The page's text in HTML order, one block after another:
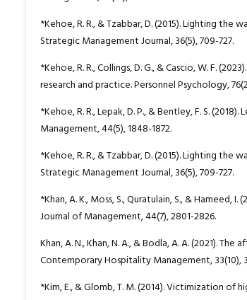
*Kehoe, R. R., & Tzabbar, D. (2015). Lighting
Strategic Management Journal, 36(5), 709-727.
*Kehoe, R. R., Collings, D. G., & Cascio, W. F.
research and practice. Personnel Psychology,
*Kehoe, R. R., Lepak, D. P., & Bentley, F. S.
Management, 44(5), 1848-1872.
*Kehoe, R. R., & Tzabbar, D. (2015). Lighting
Strategic Management Journal, 36(5), 709-727.
*Khan, A. K., Moss, S., Quratulain, S., &
Journal of Management, 44(7), 2801-2826.
Khan, A. N., Khan, N. A., & Bodla, A. A. (2021).
Contemporary Hospitality Management, 33(10),
*Kim, E., & Glomb, T. M. (2014). Victimization